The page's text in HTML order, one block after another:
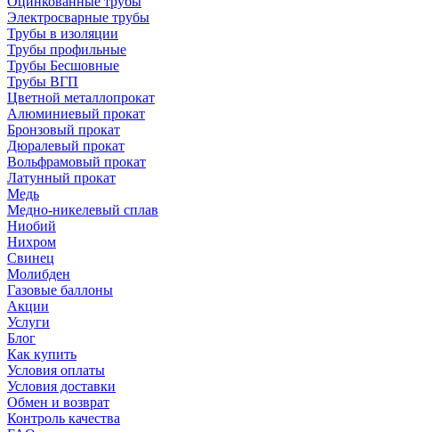
Электросварные трубы
Трубы в изоляции
Трубы профильные
Трубы Бесшовные
Трубы ВГП
Цветной металлопрокат
Алюминиевый прокат
Бронзовый прокат
Дюралевый прокат
Вольфрамовый прокат
Латунный прокат
Медь
Медно-никелевый сплав
Ниобий
Нихром
Свинец
Молибден
Газовые баллоны
Акции
Услуги
Блог
Как купить
Условия оплаты
Условия доставки
Обмен и возврат
Контроль качества